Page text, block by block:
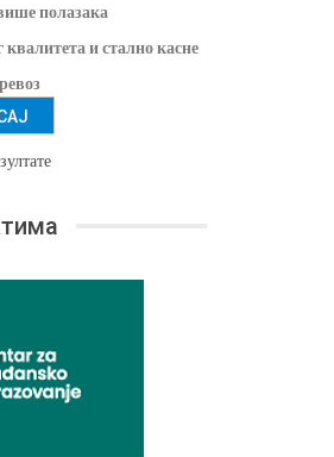
полазака
и стално касне